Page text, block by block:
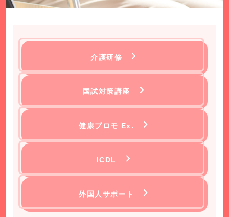
介護研修
国試対策講座
健康プロモ Ex.
ICDL
外国人サポート